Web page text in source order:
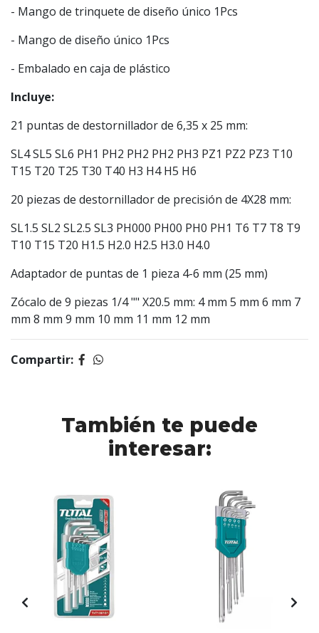
- Mango de trinquete de diseño único 1Pcs
- Mango de diseño único 1Pcs
- Embalado en caja de plástico
Incluye:
21 puntas de destornillador de 6,35 x 25 mm:
SL4 SL5 SL6 PH1 PH2 PH2 PH2 PH3 PZ1 PZ2 PZ3 T10
T15 T20 T25 T30 T40 H3 H4 H5 H6
20 piezas de destornillador de precisión de 4X28 mm:
SL1.5 SL2 SL2.5 SL3 PH000 PH00 PH0 PH1 T6 T7 T8 T9
T10 T15 T20 H1.5 H2.0 H2.5 H3.0 H4.0
Adaptador de puntas de 1 pieza 4-6 mm (25 mm)
Zócalo de 9 piezas 1/4 "" X20.5 mm: 4 mm 5 mm 6 mm 7
mm 8 mm 9 mm 10 mm 11 mm 12 mm
Compartir:
También te puede
interesar: